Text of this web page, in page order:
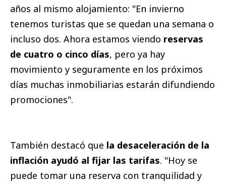
años al mismo alojamiento: "En invierno
tenemos turistas que se quedan una semana o
incluso dos. Ahora estamos viendo reservas
de cuatro o cinco días, pero ya hay
movimiento y seguramente en los próximos
días muchas inmobiliarias estarán difundiendo
promociones".
También destacó que la desaceleración de la
inflación ayudó al fijar las tarifas. "Hoy se
puede tomar una reserva con tranquilidad y